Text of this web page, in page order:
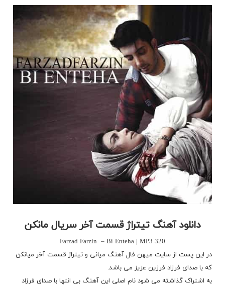
دانلود آهنگ تیتراژ قسمت آخر سریال مانکن
Farzad Farzin – Bi Enteha | MP3 320
در این پست از سایت میهن فال آهنگ میانی و تیتراژ قسمت آخر میانکن
که با صدای فرزاد فرزین عزیز می باشد.
به اشتراک گذاشته می شود نام اصلی این آهنگ بی انتها با صدای فرزاد